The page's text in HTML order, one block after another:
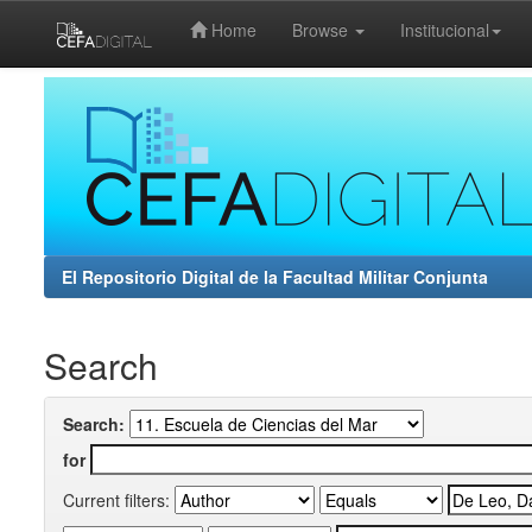
Home Browse Institucional
El Repositorio Digital de la Facultad Militar Conjunta
Search
Search:
for
Current filters: